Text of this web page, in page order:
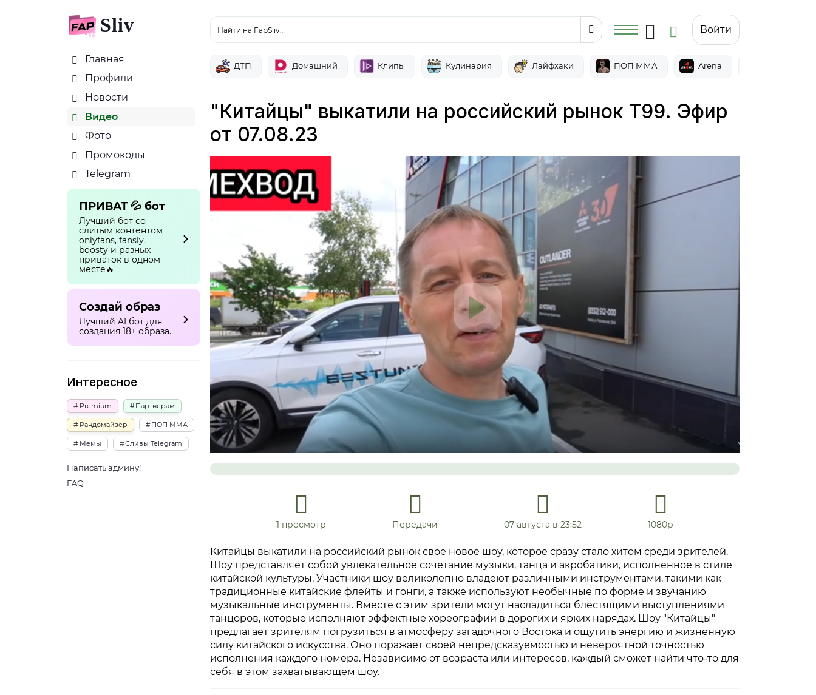
Sliv
Главная
Профили
Новости
Видео
Фото
Промокоды
Telegram
ПРИВАТ 💦 бот
Лучший бот со
слитым контентом
onlyfans, fansly,
boosty и разных
приваток в одном
месте🔥
Создай образ
Лучший AI бот для
создания 18+ образа.
Интересное
Premium Партнерам
Рандомайзер ПОП ММА
Мемы Сливы Telegram
Написать админу!
FAQ
Найти на FapSliv… Войти
ДТП Домашний Клипы Кулинария Лайфхаки ПОП ММА Arena
"Китайцы" выкатили на российский рынок T99. Эфир
от 07.08.23
1 просмотр Передачи 07 августа в 23:52 1080р
Китайцы выкатили на российский рынок свое новое шоу, которое сразу стало хитом среди зрителей.
Шоу представляет собой увлекательное сочетание музыки, танца и акробатики, исполненное в стиле
китайской культуры. Участники шоу великолепно владеют различными инструментами, такими как
традиционные китайские флейты и гонги, а также используют необычные по форме и звучанию
музыкальные инструменты. Вместе с этим зрители могут насладиться блестящими выступлениями
танцоров, которые исполняют эффектные хореографии в дорогих и ярких нарядах. Шоу "Китайцы"
предлагает зрителям погрузиться в атмосферу загадочного Востока и ощутить энергию и жизненную
силу китайского искусства. Оно поражает своей непредсказуемостью и невероятной точностью
исполнения каждого номера. Независимо от возраста или интересов, каждый сможет найти что-то для
себя в этом захватывающем шоу.